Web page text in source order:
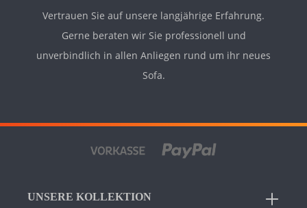
Vertrauen Sie auf unsere langjährige Erfahrung.
Gerne beraten wir Sie professionell und
unverbindlich in allen Anliegen rund um ihr neues
Sofa.
UNSERE KOLLEKTION